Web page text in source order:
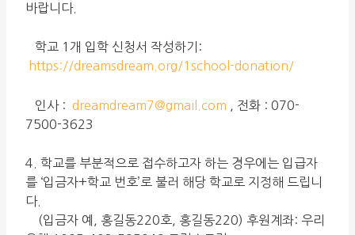
바랍니다.
학교 1개 입학 신청서 작성하기:
https://dreamsdream.org/1school-donation/
인사 :dreamdream7@gmail.com , 전화 : 070-
7500-3623
4. 학교를 부분적으로 접수하고자 하는 경우에는 입급자
를 ‘입금자+학교 번호’로 불러 해당 학교로 지정해 드립니
다.
(입금자 예, 홍길동220호, 홍길동220) 후원계좌: 우리